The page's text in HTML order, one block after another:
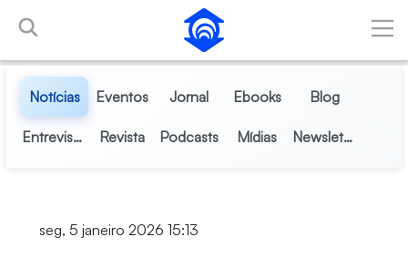
Pular para o Conteúdo principal
Notícias Eventos Jornal Ebooks Blog
Entrevistas Revista Podcasts Mídias Newsletter
seg, 5 janeiro 2026 15:13